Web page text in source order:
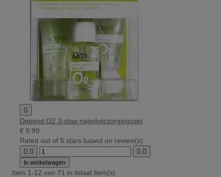

Depend O2 3-stap nagelverzorgingsset
€ 9,99
Rated out of 5 stars based on review(s)
   
In winkelwagen
Item 1-12 van 71 in totaal item(s)